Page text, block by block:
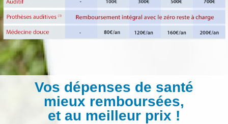
Vos dépenses de santé
mieux remboursées,
et au meilleur prix !